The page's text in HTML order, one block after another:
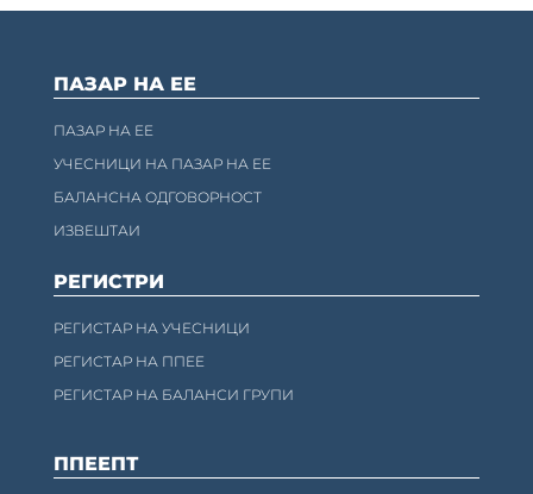
ПАЗАР НА ЕЕ
ПАЗАР НА ЕЕ
УЧЕСНИЦИ НА ПАЗАР НА ЕЕ
БАЛАНСНА ОДГОВОРНОСТ
ИЗВЕШТАИ
РЕГИСТРИ
РЕГИСТАР НА УЧЕСНИЦИ
РЕГИСТАР НА ППЕЕ
РЕГИСТАР НА БАЛАНСИ ГРУПИ
ППЕЕПТ